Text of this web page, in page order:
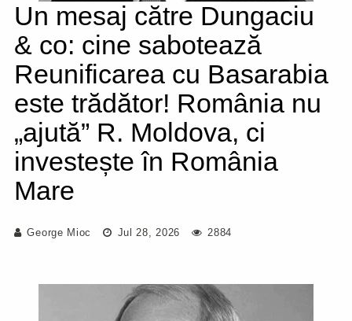
Un mesaj către Dungaciu
& co: cine sabotează
Reunificarea cu Basarabia
este trădător! România nu
„ajută” R. Moldova, ci
investește în România
Mare
George Mioc Jul 28, 2026 2884